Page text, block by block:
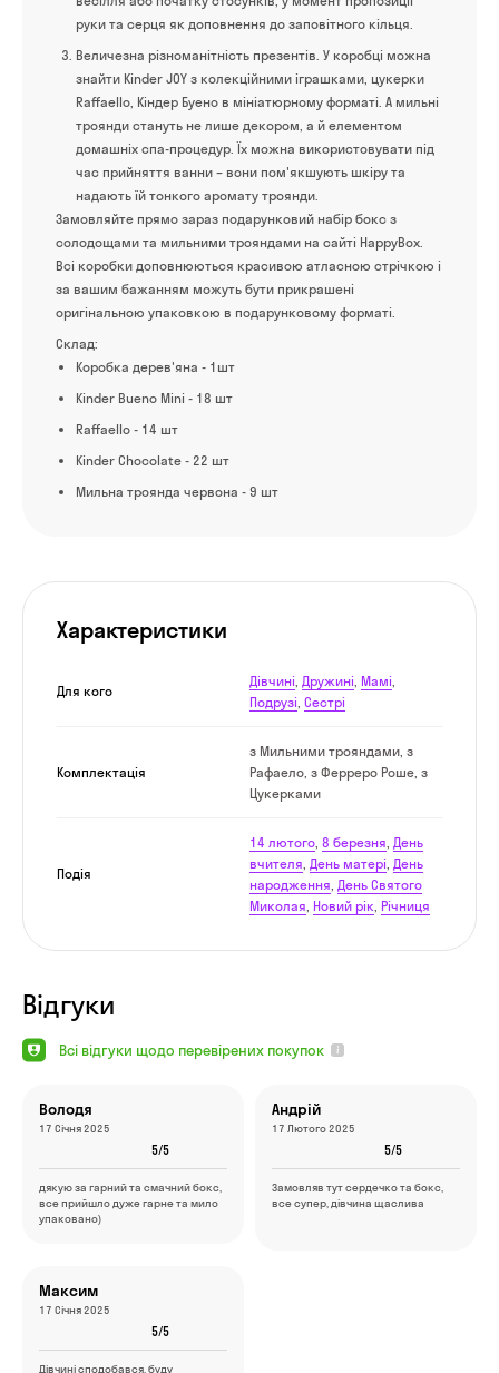
руки та серця як доповнення до заповітного кільця.
Величезна різноманітність презентів. У коробці можна
знайти Kinder JOY з колекційними іграшками, цукерки
Raffaello, Кіндер Буено в мініатюрному форматі. А мильні
троянди стануть не лише декором, а й елементом
домашніх спа-процедур. Їх можна використовувати під
час прийняття ванни – вони пом'якшують шкіру та
надають їй тонкого аромату троянди.
Замовляйте прямо зараз подарунковий набір бокс з
солодощами та мильними трояндами на сайті HappyBox.
Всі коробки доповнюються красивою атласною стрічкою і
за вашим бажанням можуть бути прикрашені
оригінальною упаковкою в подарунковому форматі.
Склад:
Коробка дерев'яна - 1шт
Kinder Bueno Mini - 18 шт
Raffaello - 14 шт
Kinder Chocolate - 22 шт
Мильна троянда червона - 9 шт
Характеристики
Для кого
Дівчині, Дружині, Мамі,
Подрузі, Сестрі
Комплектація
з Мильними трояндами, з
Рафаело, з Ферреро Роше, з
Цукерками
Подія
14 лютого, 8 березня, День
вчителя, День матері, День
народження, День Святого
Миколая, Новий рік, Річниця
Відгуки
Всі відгуки щодо перевірених покупок
Володя
17 Січня 2025
5/5
дякую за гарний та смачний бокс,
все прийшло дуже гарне та мило
упаковано)
Максим
17 Січня 2025
5/5
Дівчині сподобався, буду
Андрій
17 Лютого 2025
5/5
Замовляв тут сердечко та бокс,
все супер, дівчина щаслива